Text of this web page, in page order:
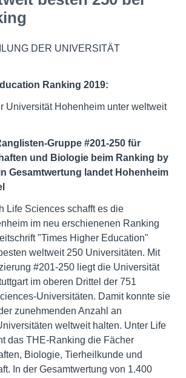
DER UNIVERSITÄT
Ranking 2019:
Universität Hohenheim unter weltweit
Gruppe #201-250 für
und Biologie beim Ranking by
Gesamtwertung landet Hohenheim
Life Sciences schafft es die
im neu erschienenen Ranking
"Times Higher Education"
weltweit 250 Universitäten. Mit
#201-250 liegt die Universität
im oberen Drittel der 751
Universitäten. Damit konnte sie
zunehmenden Anzahl an
weltweit halten. Unter Life
das THE-Ranking die Fächer
Biologie, Tierheilkunde und
In der Gesamtwertung von 1.400